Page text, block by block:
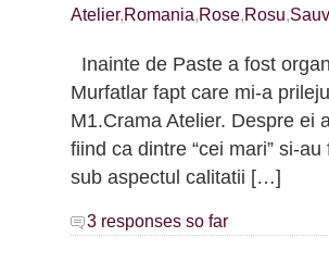
Atelier,Romania,Rose,Rosu,
Inainte de Paste a fost
Murfatlar fapt care mi-a
M1.Crama Atelier. Despre ei
fiind ca dintre “cei mari” si-
sub aspectul calitatii […]
3 responses so far